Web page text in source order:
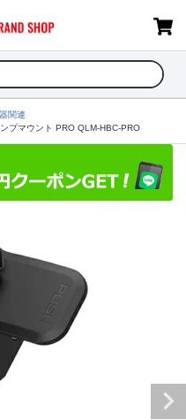
関連
プマウント PRO QLM-HBC-PRO